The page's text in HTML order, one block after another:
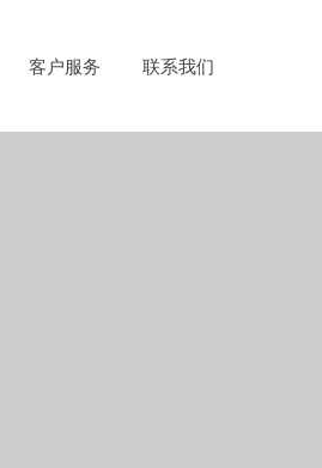
客户服务 联系我们